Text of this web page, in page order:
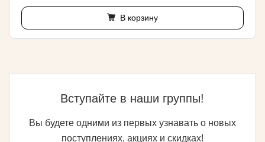
В корзину
Вступайте в наши группы!
Вы будете одними из первых узнавать о новых
поступлениях, акциях и скидках!